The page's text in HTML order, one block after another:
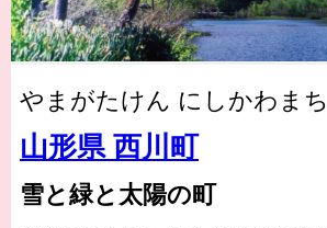
やまがたけん にしかわまち
山形県 西川町
雪と緑と太陽の町